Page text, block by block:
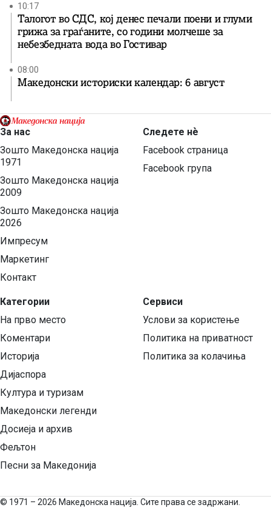
10:17
Талогот во СДС, кој денес печали поени и глуми
грижа за граѓаните, со години молчеше за
небезбедната вода во Гостивар
08:00
Македонски историски календар: 6 август
За нас
Зошто Македонска нација
1971
Зошто Македонска нација
2009
Зошто Македонска нација
2026
Импресум
Маркетинг
Контакт
Категории
На прво место
Коментари
Историја
Дијаспора
Култура и туризам
Македонски легенди
Досиеја и архив
Фељтон
Песни за Македонија
Следете нѐ
Facebook страница
Facebook група
Сервиси
Услови за користење
Политика на приватност
Политика за колачиња
© 1971 – 2026 Македонска нација. Сите права се задржани.